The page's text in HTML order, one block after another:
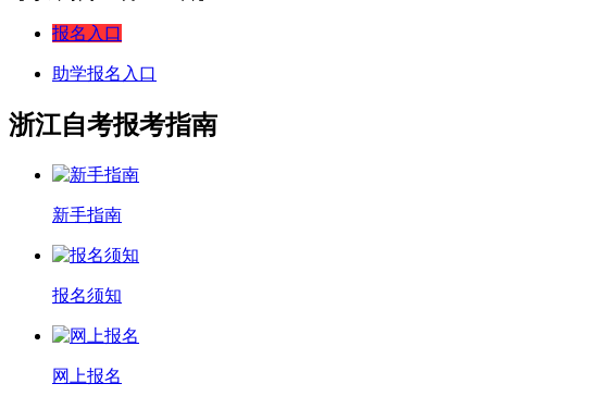
报名入口
助学报名入口
浙江自考报考指南
新手指南
报名须知
网上报名